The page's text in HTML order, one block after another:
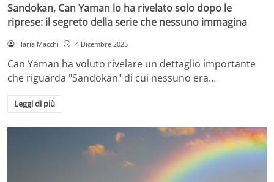
Sandokan, Can Yaman lo ha rivelato solo dopo le
riprese: il segreto della serie che nessuno immagina
Ilaria Macchi 4 Dicembre 2025
Can Yaman ha voluto rivelare un dettaglio importante
che riguarda "Sandokan" di cui nessuno era…
Leggi di più